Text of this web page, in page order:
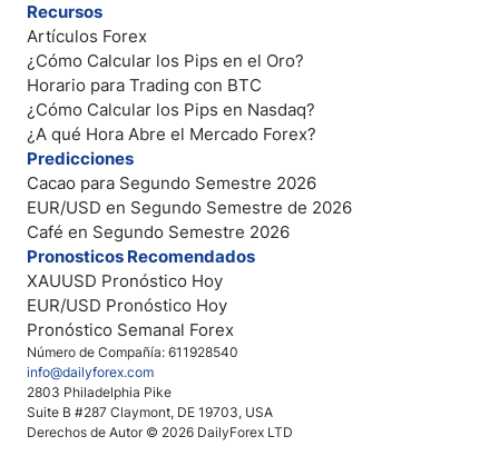
Número de Compañía: 611928540
info@dailyforex.com
2803 Philadelphia Pike
Suite B #287 Claymont, DE 19703, USA
Derechos de Autor © 2026 DailyForex LTD
Recursos
Artículos Forex
¿Cómo Calcular los Pips en el Oro?
Horario para Trading con BTC
¿Cómo Calcular los Pips en Nasdaq?
¿A qué Hora Abre el Mercado Forex?
Predicciones
Cacao para Segundo Semestre 2026
EUR/USD en Segundo Semestre de 2026
Café en Segundo Semestre 2026
Pronosticos Recomendados
XAUUSD Pronóstico Hoy
EUR/USD Pronóstico Hoy
Pronóstico Semanal Forex